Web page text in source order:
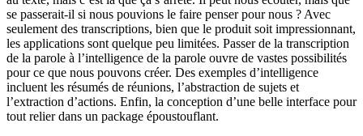
se passerait-il si nous pouvions le faire penser pour nous ? Avec
seulement des transcriptions, bien que le produit soit impressionnant,
les applications sont quelque peu limitées. Passer de la transcription
de la parole à l’intelligence de la parole ouvre de vastes possibilités
pour ce que nous pouvons créer. Des exemples d’intelligence
incluent les résumés de réunions, l’abstraction de sujets et
l’extraction d’actions. Enfin, la conception d’une belle interface pour
tout relier dans un package époustouflant.